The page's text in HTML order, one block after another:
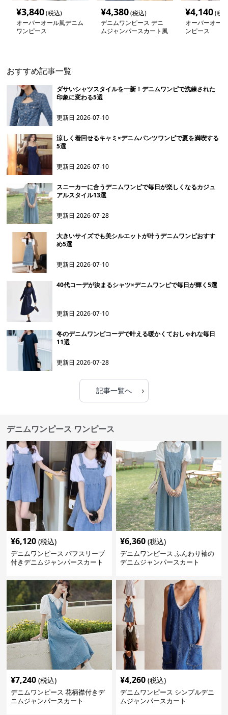
¥3,840(税込)
オーバーオール風デニム
ワンピース
¥4,380(税込)
デニムワンピース デニ
ムジャンパースカート風
¥4,140(税
オーバーオー
ンピース
おすすめ記事一覧
ダサいシャツスタイルを一新！デニムワンピで洗練された
印象に変わる5選
更新日2026-07-10
涼しく着回せるキャミ×デニムパンツワンピで夏を満喫する
5選
更新日2026-07-10
スニーカーに合うデニムワンピで毎日が楽しくなるカジュ
アルスタイル13選
更新日2026-07-28
大きいサイズでも美シルエットが叶うデニムワンピおすす
め5選
更新日2026-07-10
40代コーデが決まるシャツ×デニムワンピで毎日が輝く5選
更新日2026-07-10
冬のデニムワンピコーデで叶える暖かくておしゃれな毎日
11選
更新日2026-07-28
記事一覧へ ›
デニムワンピース ワンピース
¥6,120 (税込)
デニムワンピース パフスリーブ
付きデニムジャンパースカート
¥6,360 (税込)
デニムワンピース ふんわり袖の
デニムジャンパースカート
¥7,240 (税込)
デニムワンピース 花柄襟付きデ
ニムジャンパースカート
¥4,260 (税込)
デニムワンピース シンプルデニ
ムジャンパースカート